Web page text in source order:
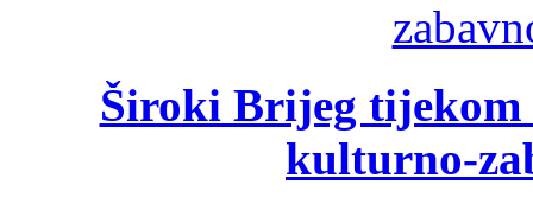
Široki Brijeg tijekom
kulturno-